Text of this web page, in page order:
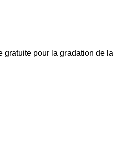
gratuite pour la gradation de la